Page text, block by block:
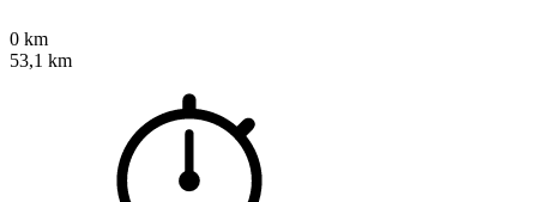
0 km
53,1 km